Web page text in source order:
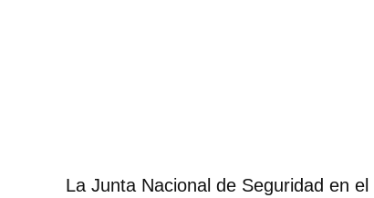
La Junta Nacional de Seguridad en